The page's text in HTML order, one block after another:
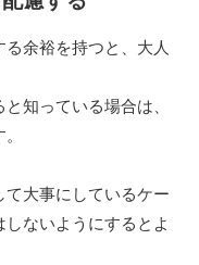
余裕を持つと、大人
知っている場合は、
大事にしているケー
ないようにするとよ